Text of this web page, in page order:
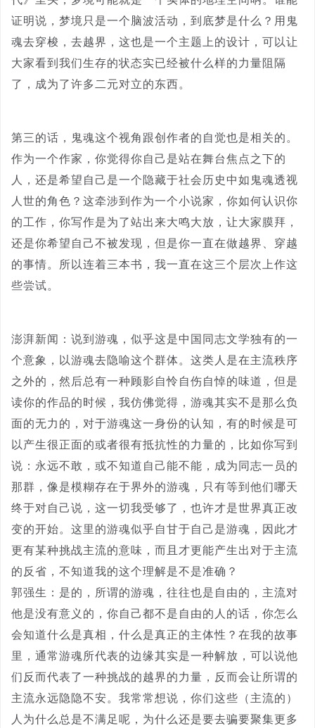
证明说，梦境只是一个脑波活动，到底梦是什么？用鬼
魂去穿梭，去越界，这也是一个主题上的设计，可以让
大家看到我们生存的状态实已经被什么样的力量阻隔
了，成为了许多二元对立的东西。
第三的话，鬼魂这个视角跟创作者的自觉也是相关的。
作为一个作家，你觉得你自己是站在舞台焦点之下的
人，还是希望自己是一个隐藏于社会历史中如鬼魂透视
人世的角色？这牵涉到作为一个小说家，你如何认识你
的工作，你写作是为了站出来大鸣大放，让大家膜拜，
还是你希望自己不被发现，但是你一直在做越界、穿越
的事情。所以连着三本书，我一直在这三个层次上作这
些尝试。
澎湃新闻：说到游魂，似乎这是中国同志文学独有的一
个意象，以游魂去隐喻这个群体。这类人是在主流秩序
之外的，然后总有一种顾影自怜自伤自悼的味道，但是
读你的作品的时候，我仿佛觉得，游魂其实不是那么负
面的无力的，对于游魂这一身份的认知，有的时候是可
以产生很正面的或者很有抵抗性的力量的，比如你写到
说：永远不敢，或不知道自己能不能，成为同志一员的
那群，像是模糊存在于界外的游魂，只有等到他们哪天
终于对自己说，这一切我受够了，也许才是世界真正改
变的开始。这里的游魂似乎自甘于自己是游魂，因此才
更有某种挑战主流的意味，而且才更能产生出对于主流
的反省，不知道我的这个理解是不是准确？
郭强生：是的，所谓的游魂，往往也是自由的，主流对
他是没有意义的，你自己都不是自由的人的话，你怎么
会知道什么是真相，什么是真正的主体性？在我的故事
里，通常游魂所代表的边缘其实是一种解放，可以说他
们反而代表了一种挑战的越界的力量，反而会让所谓的
主流永远隐隐不安。我常常想说，你们这些（主流的）
人为什么总是不满足呢，为什么还是要去骗要聚集更多